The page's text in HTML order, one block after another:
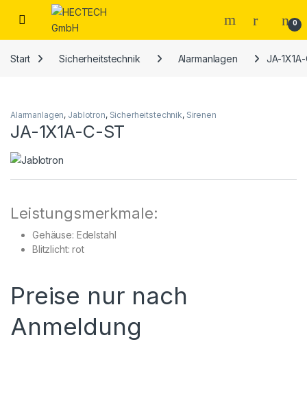
Open 0
Start Sicherheitstechnik Alarmanlagen JA-
Alarmanlagen, Jablotron, Sicherheitstechnik, Sirenen
JA-1X1A-C-ST
Leistungsmerkmale:
Gehäuse: Edelstahl
Blitzlicht: rot
Preise nur nach
Anmeldung